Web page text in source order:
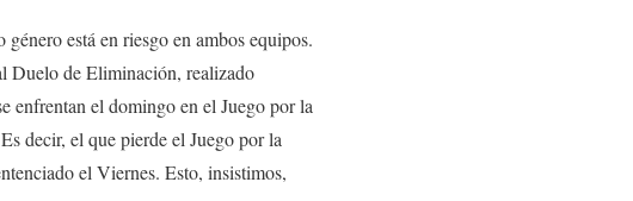
está en riesgo en ambos equipos.
Duelo de Eliminación, realizado
enfrentan el domingo en el Juego por la
decir, el que pierde el Juego por la
el Viernes. Esto, insistimos,